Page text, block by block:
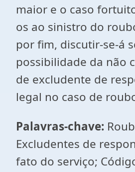
maior e o caso
os ao sinistro do
por fim, discutir-se-á
possibilidade da não
de excludente de
legal no caso de
Palavras-chave:
Excludentes de
fato do serviço;